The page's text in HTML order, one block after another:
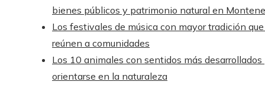
bienes públicos y patrimonio natural en
Los festivales de música con mayor tradición
reúnen a comunidades
Los 10 animales con sentidos más desarrollados
orientarse en la naturaleza